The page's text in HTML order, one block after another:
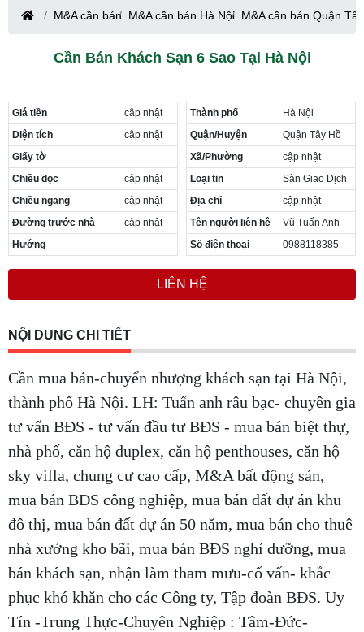
Cần thuê MBKD tại Phường Cầu Giấy
Cần thuê MBKD tại Phường Thanh Xuân
Cần thuê MBKD tại Phường Hà Đông
Cần thuê MBKD tại Phường Yên Hòa
Cần thuê MBKD tại Phường Nghĩa Độ
Cần thuê MBKD tại Phường Phương Liệt
Cần thuê MBKD tại Phường Khương Đình
Cần thuê MBKD tại Phường Yên Sở
Cần thuê MBKD tại Phường Hoàng Liệt
Cần thuê MBKD tại Phường Định Công
Cần thuê MBKD tại Phường Tương Mai
Cần thuê MBKD tại Phường Vĩnh Hưng
Cần thuê MBKD tại Phường Lĩnh Nam
Cần thuê MBKD tại Phường Hồng Hà
Cần thuê MBKD tại Phường Văn Miếu
Cần thuê MBKD tại Phường Kim Liên
Cần thuê MBKD tại Phường Vĩnh Tuy
M&A cần bán M&A cần bán Hà Nội M&A cần bán Quận
Cần Bán Khách Sạn 6 Sao Tại Hà Nội
Giá tiền
cập nhật
Diện tích
cập nhật
Giấy tờ
Chiều dọc
cập nhật
Chiều ngang
cập nhật
Đường trước nhà
cập nhật
Hướng
Thành phố
Hà Nội
Quận/Huyện
Quận Tây Hồ
Xã/Phường
cập nhật
Loại tin
Sàn Giao Dịch
Địa chỉ
cập nhật
Tên người liên hệ
Vũ Tuấn Anh
Số điện thoại
0988118385
LIÊN HỆ
NỘI DUNG CHI TIẾT
Cần mua bán-chuyển nhượng khách sạn tại Hà Nội,
thành phố Hà Nội. LH: Tuấn anh râu bạc- chuyên gia
tư vấn BĐS - tư vấn đầu tư BĐS - mua bán biệt thự,
nhà phố, căn hộ duplex, căn hộ penthouses, căn hộ
sky villa, chung cư cao cấp, M&A bất động sản,
mua bán BĐS công nghiệp, mua bán đất dự án khu
đô thị, mua bán đất dự án 50 năm, mua bán cho thuê
nhà xưởng kho bãi, mua bán BĐS nghỉ dưỡng, mua
bán khách sạn, nhận làm tham mưu-cố vấn- khắc
phục khó khăn cho các Công ty, Tập đoàn BĐS. Uy
Tín -Trung Thực-Chuyên Nghiệp : Tâm-Đức-